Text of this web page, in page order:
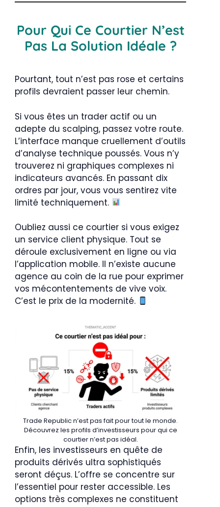
Pour Qui Ce Courtier N’est
Pas La Solution Idéale ?
Pourtant, tout n’est pas rose et certains
profils devraient passer leur chemin.
Si vous êtes un trader actif ou un
adepte du scalping, passez votre route.
L’interface manque cruellement d’outils
d’analyse technique poussés. Vous n’y
trouverez ni graphiques complexes ni
indicateurs avancés. En passant dix
ordres par jour, vous vous sentirez vite
limité techniquement.
Oubliez aussi ce courtier si vous exigez
un service client physique. Tout se
déroule exclusivement en ligne ou via
l’application mobile. Il n’existe aucune
agence au coin de la rue pour exprimer
vos mécontentements de vive voix.
C’est le prix de la modernité.
Trade Republic n’est pas fait pour tout le monde.
Découvrez les profils d’investisseurs pour qui ce
courtier n’est pas idéal.
Enfin, les investisseurs en quête de
produits dérivés ultra sophistiqués
seront déçus. L’offre se concentre sur
l’essentiel pour rester accessible. Les
options très complexes ne constituent